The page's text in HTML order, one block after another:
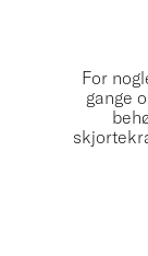
For
gange